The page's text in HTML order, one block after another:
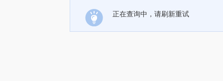
正在查询中，请刷新重试